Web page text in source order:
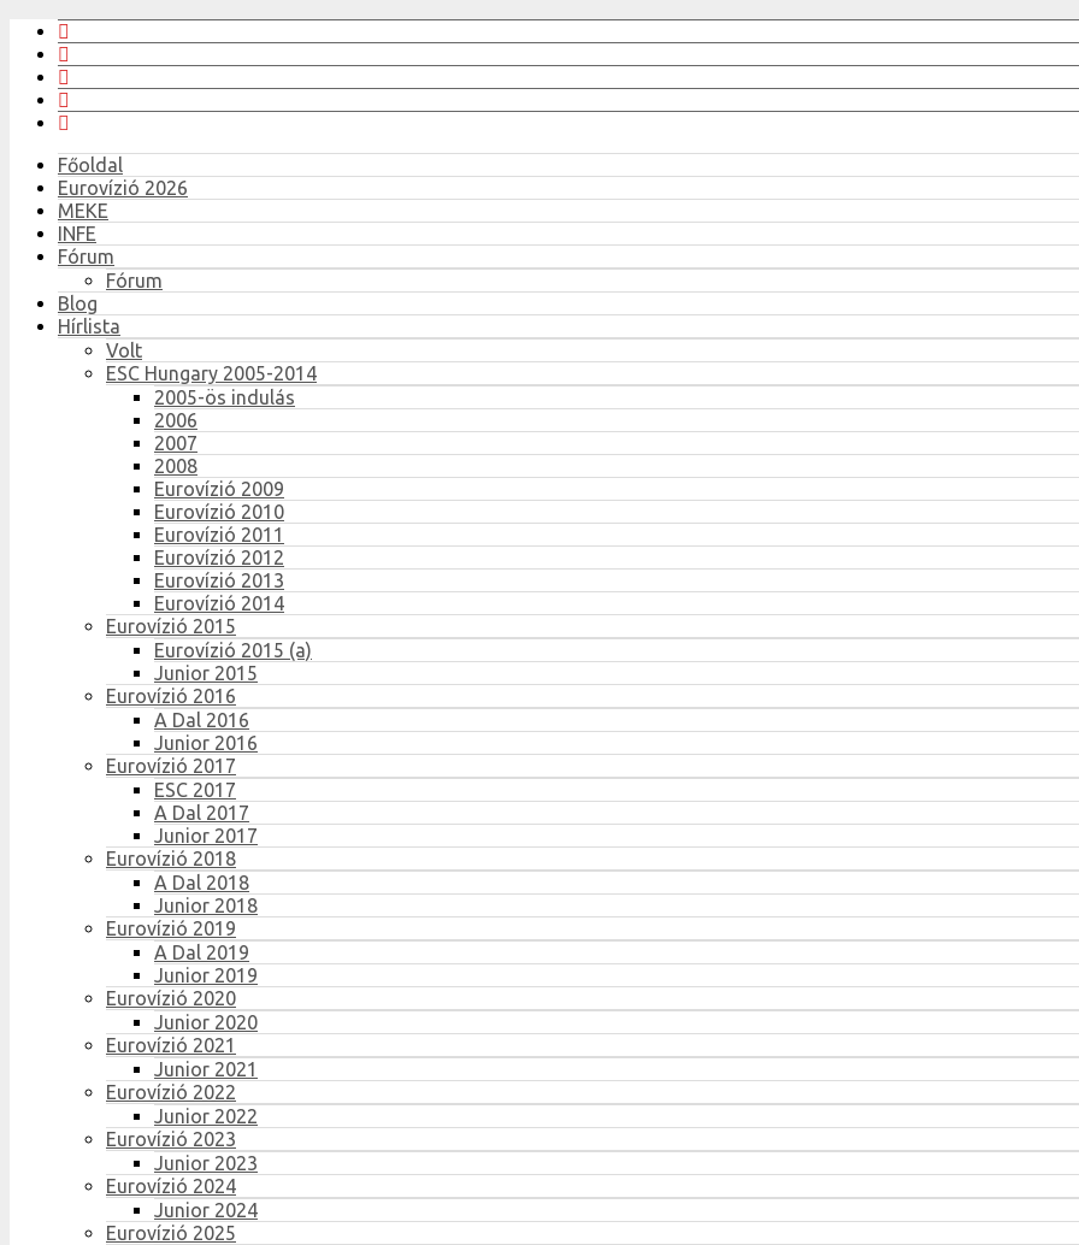
Főoldal
Eurovízió 2026
MEKE
INFE
Fórum
Fórum
Blog
Hírlista
Volt
ESC Hungary 2005-2014
2005-ös indulás
2006
2007
2008
Eurovízió 2009
Eurovízió 2010
Eurovízió 2011
Eurovízió 2012
Eurovízió 2013
Eurovízió 2014
Eurovízió 2015
Eurovízió 2015 (a)
Junior 2015
Eurovízió 2016
A Dal 2016
Junior 2016
Eurovízió 2017
ESC 2017
A Dal 2017
Junior 2017
Eurovízió 2018
A Dal 2018
Junior 2018
Eurovízió 2019
A Dal 2019
Junior 2019
Eurovízió 2020
Junior 2020
Eurovízió 2021
Junior 2021
Eurovízió 2022
Junior 2022
Eurovízió 2023
Junior 2023
Eurovízió 2024
Junior 2024
Eurovízió 2025